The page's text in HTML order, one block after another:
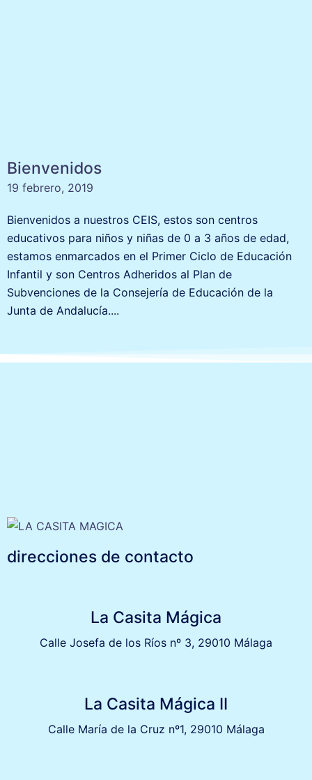
Bienvenidos
19 febrero, 2019
Bienvenidos a nuestros CEIS, estos son centros
educativos para niños y niñas de 0 a 3 años de edad,
estamos enmarcados en el Primer Ciclo de Educación
Infantil y son Centros Adheridos al Plan de
Subvenciones de la Consejería de Educación de la
Junta de Andalucía....
direcciones de contacto
La Casita Mágica
Calle Josefa de los Ríos nº 3, 29010 Málaga
La Casita Mágica II
Calle María de la Cruz nº1, 29010 Málaga